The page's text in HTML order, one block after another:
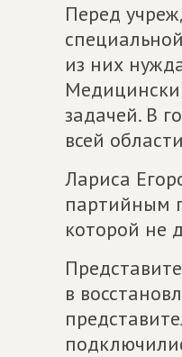
Перед
из них
задачей. В
всей
Лариса
партийным
которой не
в